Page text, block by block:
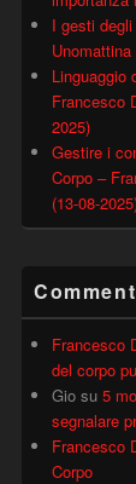
I gesti
Linguaggio
Francesco
2025)
Gestire i
Corpo –
(13-08-
Francesco
del corpo
Gio su 5
segnalare
Francesco
Corpo